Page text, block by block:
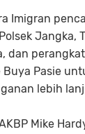
Imigran
Jangka,
dan
Buya Pasie
lebih
Mike